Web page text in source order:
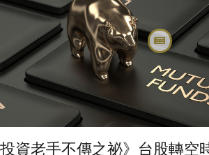
投資老手不傳之祕》台股轉空